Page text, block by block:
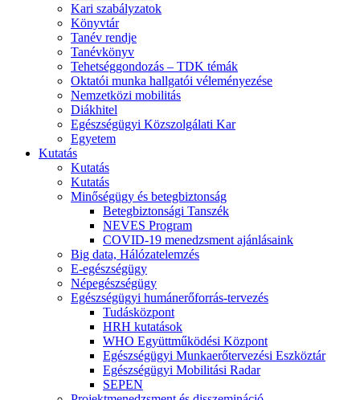
Kari szabályzatok
Könyvtár
Tanév rendje
Tanévkönyv
Tehetséggondozás – TDK témák
Oktatói munka hallgatói véleményezése
Nemzetközi mobilitás
Diákhitel
Egészségügyi Közszolgálati Kar
Egyetem
Kutatás
Kutatás
Kutatás
Minőségügy és betegbiztonság
Betegbiztonsági Tanszék
NEVES Program
COVID-19 menedzsment ajánlásaink
Big data, Hálózatelemzés
E-egészségügy
Népegészségügy
Egészségügyi humánerőforrás-tervezés
Tudásközpont
HRH kutatások
WHO Együttműködési Központ
Egészségügyi Munkaerőtervezési Eszköztár
Egészségügyi Mobilitási Radar
SEPEN